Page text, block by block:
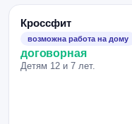
Кроссфит
возможна работа на дому
договорная
Детям 12 и 7 лет.